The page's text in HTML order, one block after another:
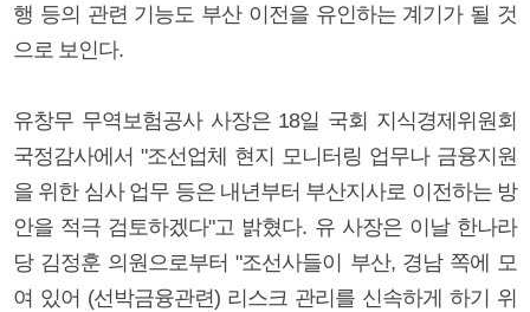
행 등의 관련 기능도 부산 이전을 유인하는 계기가 될 것
으로 보인다.
유창무 무역보험공사 사장은 18일 국회 지식경제위원회
국정감사에서 "조선업체 현지 모니터링 업무나 금융지원
을 위한 심사 업무 등은 내년부터 부산지사로 이전하는 방
안을 적극 검토하겠다"고 밝혔다. 유 사장은 이날 한나라
당 김정훈 의원으로부터 "조선사들이 부산, 경남 쪽에 모
여 있어 (선박금융관련) 리스크 관리를 신속하게 하기 위